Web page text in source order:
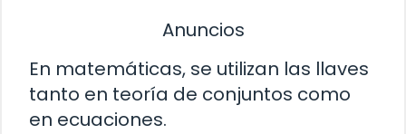
Anuncios
En matemáticas, se utilizan las llaves
tanto en teoría de conjuntos como
en ecuaciones.